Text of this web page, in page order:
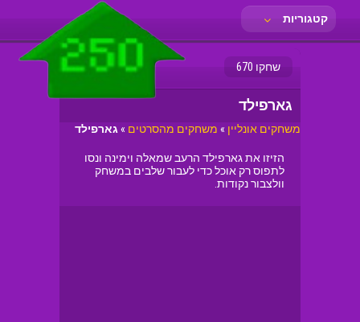
קטגוריות
שחקו 670
גארפילד
משחקים אונליין » משחקים מהסרטים » גארפילד
הזיזו את גארפילד הרעב שמאלה וימינה ונסו
לתפוס רק אוכל כדי לעבור שלבים במשחק
וולצבור נקודות.